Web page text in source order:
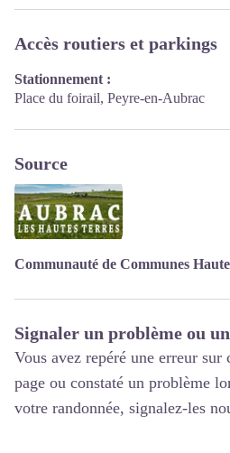
Accès routiers et parkings
Stationnement :
Place du foirail, Peyre-en-Aubrac
Source
Communauté de Communes
Signaler un problème ou
Vous avez repéré une erreur sur
page ou constaté un problème
votre randonnée, signalez-les